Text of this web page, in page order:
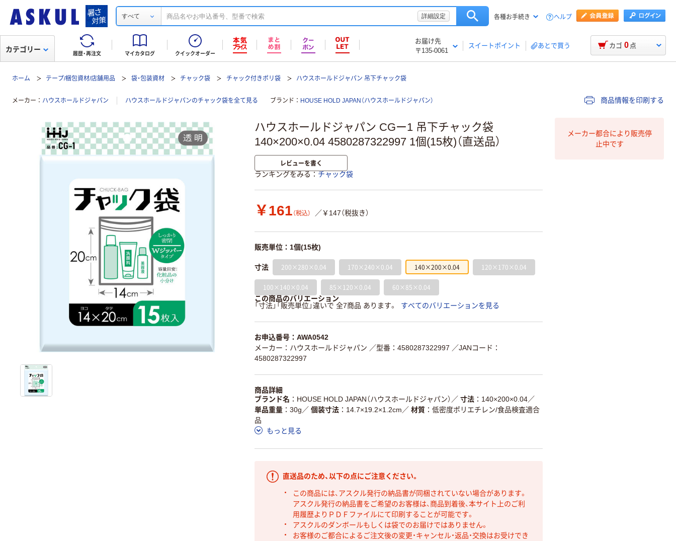
すべて 詳細設定 各種お手続き ヘルプ
履歴・再注文 マイカタログ クイックオーダー
お届け先
〒135-0061
スイートポイント あとで買う
カテゴリー カゴ 0 点
ホーム テープ/梱包資材/店舗用品 袋・包装資材 チャック袋 チャック付きポリ袋 ハウスホールドジャパン 吊下チャック袋
メーカー ハウスホールドジャパン ハウスホールドジャパンのチャック袋を全て見る ブランド HOUSE HOLD JAPAN（ハウスホールドジャパン） 商品情報を印刷する
ハウスホールドジャパン CGー1 吊下チャック袋
140×200×0.04 4580287322997 1個(15枚)（直送品）
レビューを書く
ランキングをみる チャック袋
￥161 （税込） ／￥147（税抜き）
販売単位：1個(15枚)
寸法 200×280×0.04 170×240×0.04 140×200×0.04 120×170×0.04
100×140×0.04 85×120×0.04 60×85×0.04
この商品のバリエーション
「寸法」「販売単位」違いで 全7商品 あります。
すべてのバリエーションを見る
お申込番号：AWA0542
メーカー：ハウスホールドジャパン ／型番：4580287322997 ／JANコード：
4580287322997
商品詳細
ブランド名
HOUSE HOLD JAPAN（ハウスホールドジャパン） ／ 寸法 140×200×0.04／
単品重量
30g ／ 個装寸法 14.7×19.2×1.2cm ／ 材質
低密度ポリエチレン/食品検査適合
品
もっと見る
直送品のため、以下の点にご注意ください。
この商品には、アスクル発行の納品書が同梱されていない場合があります。
アスクル発行の納品書をご希望のお客様は、商品到着後、本サイト上のご利
用履歴よりＰＤＦファイルにて印刷することが可能です。
アスクルのダンボールもしくは袋でのお届けではありません。
お客様のご都合によるご注文後の変更・キャンセル・返品・交換はお受けでき
メーカー都合により販売停
止中です